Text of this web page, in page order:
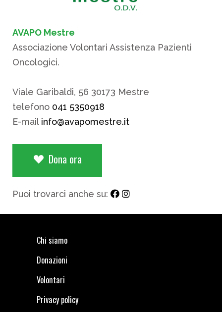
AVAPO Mestre
Associazione Volontari Assistenza Pazienti
Oncologici.
Viale Garibaldi, 56 30173 Mestre
telefono 041 5350918
E-mail info@avapomestre.it
Dona ora
Puoi trovarci anche su:
Chi siamo
Donazioni
Volontari
Privacy policy